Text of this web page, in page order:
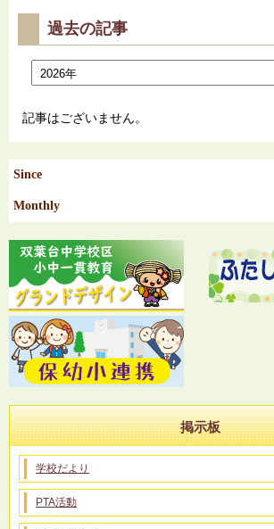
Since
Monthly
掲示板
学校だより
PTA活動
過去の記事
記事はございません。